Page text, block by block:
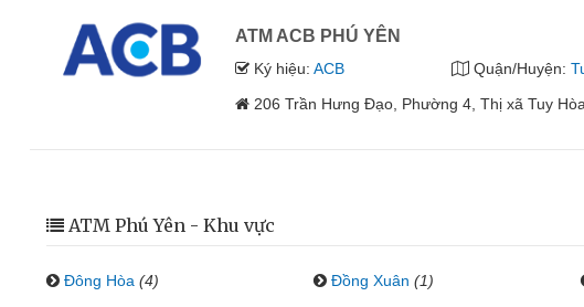
ATM ACB PHÚ YÊN
Ký hiệu:ACB Quận/Huyện:
206 Trần Hưng Đạo, Phường 4, Thị xã Tuy
ATM Phú Yên - Khu vực
Đông Hòa (4) Đồng Xuân (1)